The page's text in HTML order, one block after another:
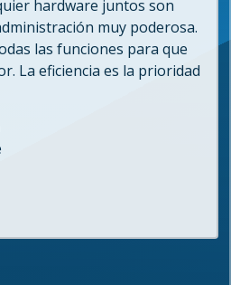
hardware juntos son
muy poderosa.
las funciones para que
La eficiencia es la prioridad